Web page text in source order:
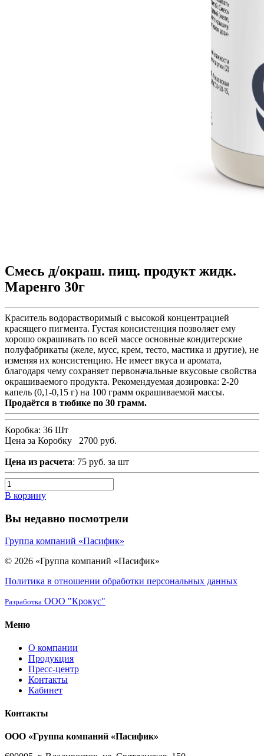
Смесь д/окраш. пищ. продукт жидк.
Маренго 30г
Краситель водорастворимый с высокой концентрацией
красящего пигмента. Густая консистенция позволяет ему
хорошо окрашивать по всей массе основные кондитерские
полуфабрикаты (желе, мусс, крем, тесто, мастика и другие), не
изменяя их консистенцию. Не имеет вкуса и аромата,
благодаря чему сохраняет первоначальные вкусовые свойства
окрашиваемого продукта. Рекомендуемая дозировка: 2-20
капель (0,1-0,15 г) на 100 грамм окрашиваемой массы.
Продаётся в тюбике по 30 грамм.
Коробка: 36 Шт
Цена за Коробку
2700 руб.
Цена из расчета: 75 руб. за шт
В корзину
Вы недавно посмотрели
Группа компаний «Пасифик»
© 2026 «Группа компаний «Пасифик»
Политика в отношении обработки персональных данных
Разработка ООО "Крокус"
Меню
О компании
Продукция
Пресс-центр
Контакты
Кабинет
Контакты
ООО «Группа компаний «Пасифик»